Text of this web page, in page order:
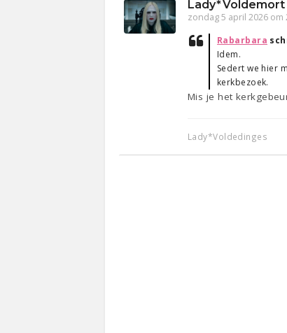
Lady*Voldemort
zondag 5 april 2026 om
Rabarbara
Idem.
Sedert we hier
kerkbezoek.
Mis je het
Lady*Voldedinges